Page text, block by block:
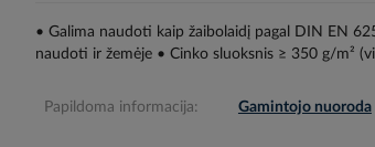
• Galima naudoti kaip žaibolaidį pagal DIN EN
naudoti ir žemėje • Cinko sluoksnis ≥ 350 g/m²
Papildoma informacija: Gamintojo nuoroda